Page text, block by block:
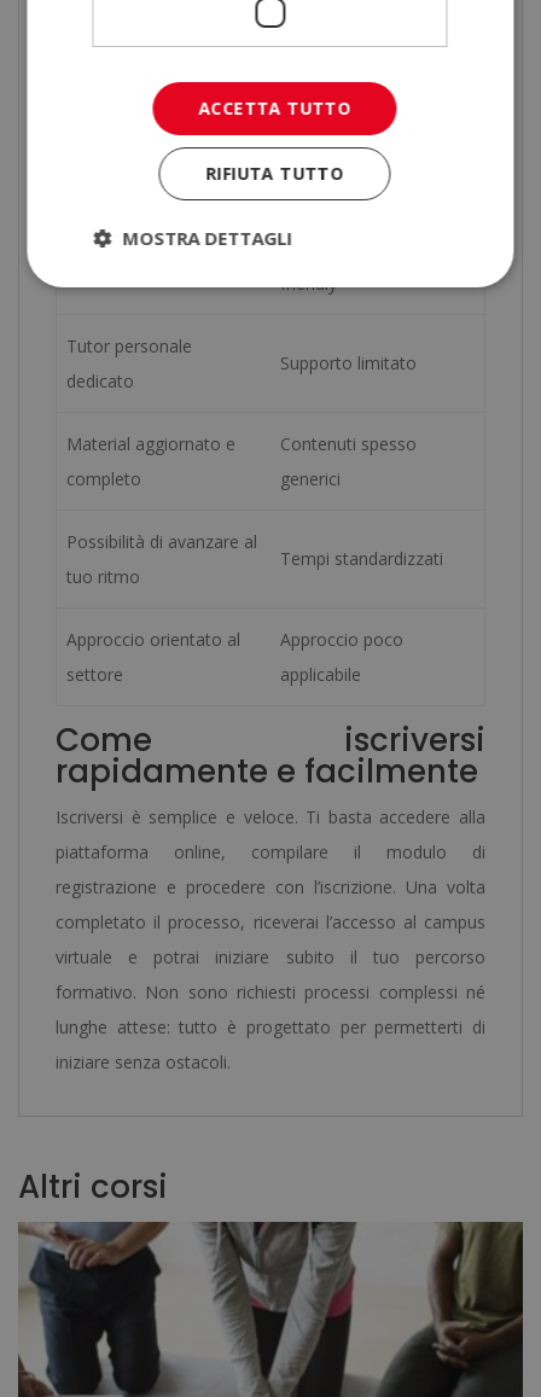
moderna, pensata per adattarsi alle tue esigenze e
ELBS Business School Altri centri online
Accesso flessibile 24/7 Orari rigidi
Piattaforme meno user-
friendly
Tutor personale
dedicato
Supporto limitato
Material aggiornato e
completo
Contenuti spesso
generici
Possibilità di avanzare al
tuo ritmo
Tempi standardizzati
Approccio orientato al
settore
Approccio poco
applicabile
Come iscriversi
rapidamente e facilmente
Iscriversi è semplice e veloce. Ti basta accedere alla
piattaforma online, compilare il modulo di
registrazione e procedere con l’iscrizione. Una volta
completato il processo, riceverai l’accesso al campus
virtuale e potrai iniziare subito il tuo percorso
formativo. Non sono richiesti processi complessi né
lunghe attese: tutto è progettato per permetterti di
iniziare senza ostacoli.
Altri corsi
ACCETTA TUTTO
RIFIUTA TUTTO
MOSTRA DETTAGLI